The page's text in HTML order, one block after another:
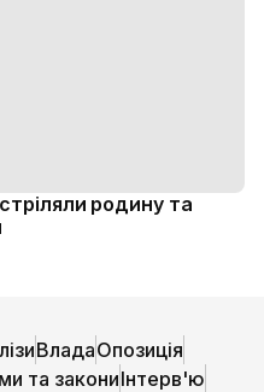
родину та
ВладаОпозиція
та закониІнтерв'ю